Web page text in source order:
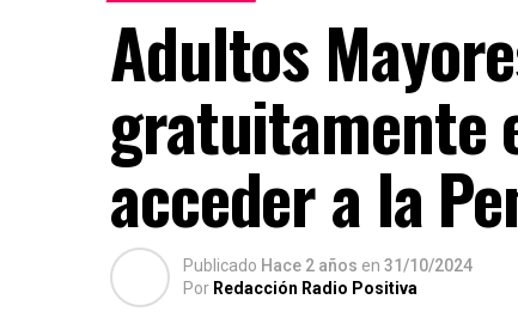
Adultos
gratuitamente
acceder a la
Publicado Hace 2 años en 31/10/2024
Por Redacción Radio Positiva